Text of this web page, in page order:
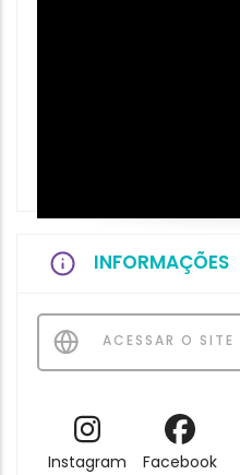
INFORMAÇÕES
ACESSAR O SITE
Instagram Facebook